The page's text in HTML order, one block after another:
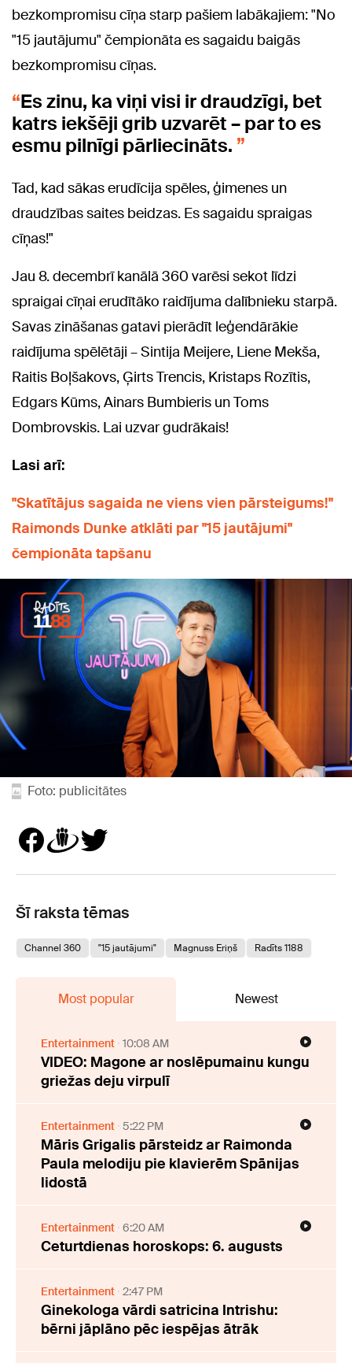
bezkompromisu cīņa starp pašiem labākajiem: "No
"15 jautājumu" čempionāta es sagaidu baigās
bezkompromisu cīņas.
Es zinu, ka viņi visi ir draudzīgi, bet
katrs iekšēji grib uzvarēt – par to es
esmu pilnīgi pārliecināts.
Tad, kad sākas erudīcija spēles, ģimenes un
draudzības saites beidzas. Es sagaidu spraigas
cīņas!"
Jau 8. decembrī kanālā 360 varēsi sekot līdzi
spraigai cīņai erudītāko raidījuma dalībnieku starpā.
Savas zināšanas gatavi pierādīt leģendārākie
raidījuma spēlētāji – Sintija Meijere, Liene Mekša,
Raitis Boļšakovs, Ģirts Trencis, Kristaps Rozītis,
Edgars Kūms, Ainars Bumbieris un Toms
Dombrovskis. Lai uzvar gudrākais!
Lasi arī:
"Skatītājus sagaida ne viens vien pārsteigums!"
Raimonds Dunke atklāti par "15 jautājumi"
čempionāta tapšanu
Foto: publicitātes
Šī raksta tēmas
Channel 360 "15 jautājumi" Magnuss Eriņš Radīts 1188
Most popular Newest
Entertainment 10:08 AM
VIDEO: Magone ar noslēpumainu kungu
griežas deju virpulī
Entertainment 5:22 PM
Māris Grigalis pārsteidz ar Raimonda
Paula melodiju pie klavierēm Spānijas
lidostā
Entertainment 6:20 AM
Ceturtdienas horoskops: 6. augusts
Entertainment 2:47 PM
Ginekologa vārdi satricina Intrishu:
bērni jāplāno pēc iespējas ātrāk